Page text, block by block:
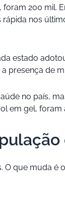
200
nos
estado
presença de
no país,
em gel, foram
O que muda